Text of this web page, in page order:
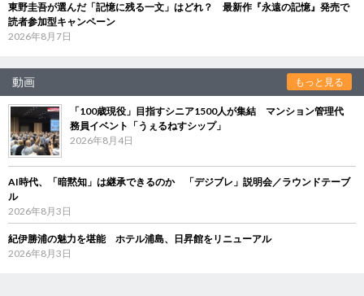
東野圭吾が選んだ「記憶に残る一文」はどれ？ 最新作『永遠の記憶』発売で
読者参加型キャンペーン
2026年8月7日
動画 もっと見る
「100歳現役」目指すシニア1500人が集結 マンション管理代
務員イベント「うぇるねすシップ」
2026年8月4日
AI時代、「暗黙知」は継承できるのか 「デジブレ」説明会／ラウンドテーブ
ル
2026年8月3日
紀伊勝浦の魅力を堪能 ホテル浦島、日昇館をリニューアル
2026年8月3日